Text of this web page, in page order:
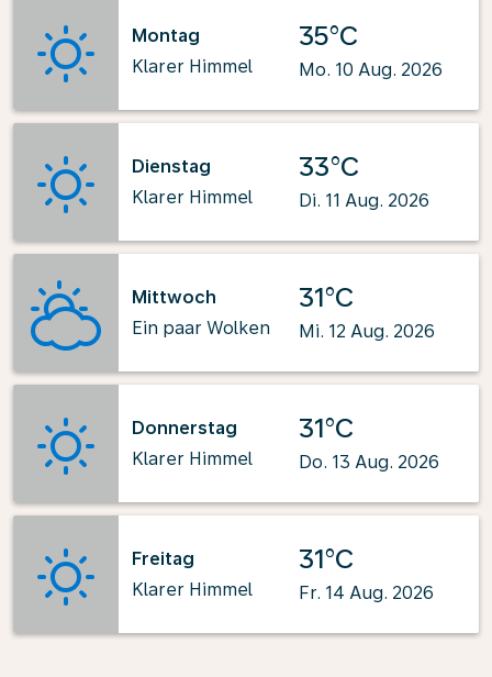
Montag
Klarer Himmel
35°C
Mo. 10 Aug. 2026
Dienstag
Klarer Himmel
33°C
Di. 11 Aug. 2026
Mittwoch
Ein paar Wolken
31°C
Mi. 12 Aug. 2026
Donnerstag
Klarer Himmel
31°C
Do. 13 Aug. 2026
Freitag
Klarer Himmel
31°C
Fr. 14 Aug. 2026